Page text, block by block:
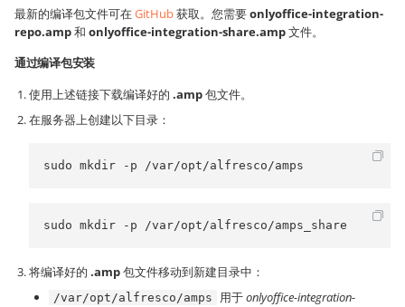
最新的编译包文件可在GitHub获取。您需要onlyoffice-integration-
repo.amp和 onlyoffice-integration-share.amp文件。
通过编译包安装
使用上述链接下载编译好的 .amp包文件。
在服务器上创建以下目录：
sudo mkdir -p /var/opt/alfresco/amps
sudo mkdir -p /var/opt/alfresco/amps_share
将编译好的 .amp包文件移动到新建目录中：
/var/opt/alfresco/amps 用于onlyoffice-integration-